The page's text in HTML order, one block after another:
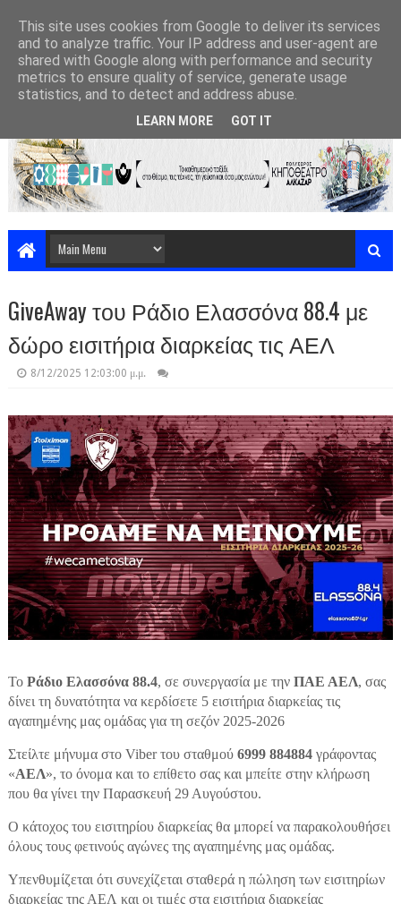
GiveAway του Ράδιο Ελασσόνα 88.4 με
δώρο εισιτήρια διαρκείας τις ΑΕΛ
8/12/2025 12:03:00 μ.μ.
Το Ράδιο Ελασσόνα 88.4, σε συνεργασία με την ΠΑΕ ΑΕΛ, σας
δίνει τη δυνατότητα να κερδίσετε 5 εισιτήρια διαρκείας τις
αγαπημένης μας ομάδας για τη σεζόν 2025-2026
Στείλτε μήνυμα στο Viber του σταθμού 6999 884884γράφοντας
«ΑΕΛ», το όνομα και το επίθετο σας και μπείτε στην κλήρωση
που θα γίνει την Παρασκευή 29 Αυγούστου.
Ο κάτοχος του εισιτηρίου διαρκείας θα μπορεί να παρακολουθήσει
όλους τους φετινούς αγώνες της αγαπημένης μας ομάδας.
Yπενθυμίζεται ότι συνεχίζεται σταθερά η πώληση των εισιτηρίων
διαρκείας της ΑΕΛ και οι τιμές στα εισιτήρια διαρκείας
This site uses cookies from Google to deliver its services
and to analyze traffic. Your IP address and user-agent are
shared with Google along with performance and security
metrics to ensure quality of service, generate usage
statistics, and to detect and address abuse.
LEARN MORE GOT IT